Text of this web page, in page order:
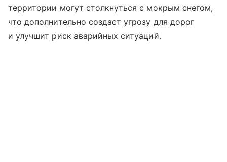
территории могут столкнуться с мокрым снегом,
что дополнительно создаст угрозу для дорог
и улучшит риск аварийных ситуаций.